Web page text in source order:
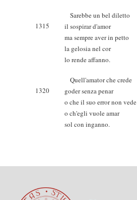
Sarebbe un bel diletto
1315
il sospirar d'amor
ma sempre aver in petto
la gelosia nel cor
lo rende affanno.
Quell'amator che crede
1320
goder senza penar
o che il suo error non vede
o ch'egli vuole amar
sol con inganno.